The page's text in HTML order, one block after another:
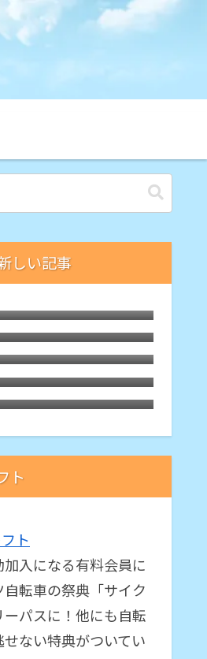
しい記事
を周回するライドで
ホン
イド
8sのままフロント
RIDER
ってみました
ト
入になる有料会員に
転車の祭典「サイク
パスに！他にも自転
ない特典がついてい